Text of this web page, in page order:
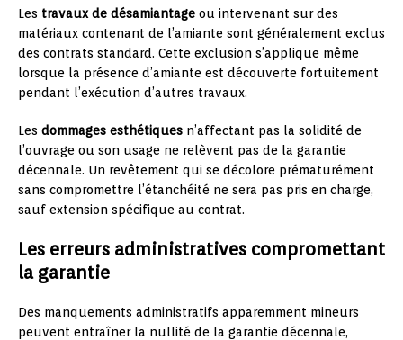
Les travaux de désamiantage ou intervenant sur des
matériaux contenant de l’amiante sont généralement exclus
des contrats standard. Cette exclusion s’applique même
lorsque la présence d’amiante est découverte fortuitement
pendant l’exécution d’autres travaux.
Les dommages esthétiques n’affectant pas la solidité de
l’ouvrage ou son usage ne relèvent pas de la garantie
décennale. Un revêtement qui se décolore prématurément
sans compromettre l’étanchéité ne sera pas pris en charge,
sauf extension spécifique au contrat.
Les erreurs administratives compromettant
la garantie
Des manquements administratifs apparemment mineurs
peuvent entraîner la nullité de la garantie décennale,